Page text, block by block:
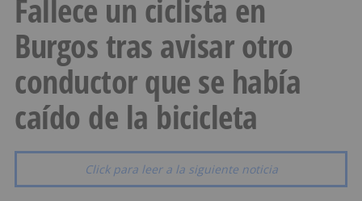
Fallece un ciclista en
Burgos tras avisar otro
conductor que se había
caído de la bicicleta
Click para leer a la siguiente noticia